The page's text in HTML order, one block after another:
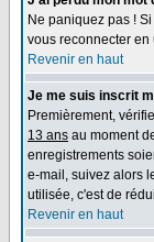
Ne paniquez pas !
vous reconnecter en
Revenir en haut
Je me suis inscrit
Premièrement,
13 ans au moment
enregistrements
e-mail, suivez alors
utilisée, c'est de
Revenir en haut